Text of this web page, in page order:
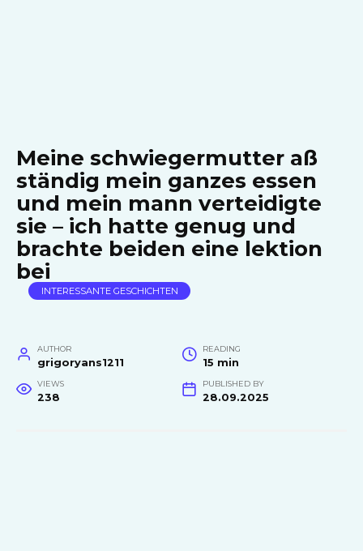
Meine schwiegermutter aß
ständig mein ganzes essen
und mein mann verteidigte
sie – ich hatte genug und
brachte beiden eine lektion
bei
INTERESSANTE GESCHICHTEN
AUTHOR
grigoryans1211
READING
15 min
VIEWS
238
PUBLISHED BY
28.09.2025